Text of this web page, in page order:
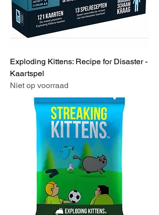
Exploding Kittens: Recipe for Disaster -
Kaartspel
Niet op voorraad